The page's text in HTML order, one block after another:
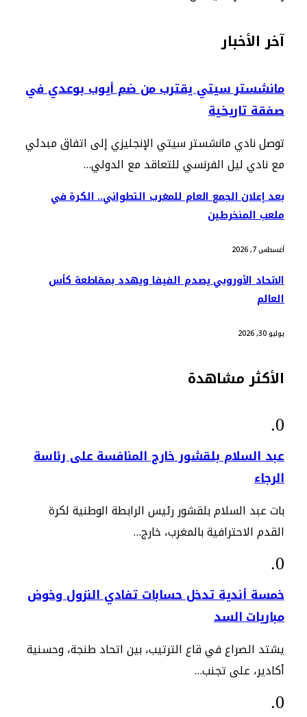
آخر الأخبار
مانشستر سيتي يقترب من ضم أيوب بوعدي في
صفقة تاريخية
توصل نادي مانشستر سيتي الإنجليزي إلى اتفاق مبدئي
مع نادي ليل الفرنسي للتعاقد مع الدولي…
بعد إعلان الجمع العام للمغرب التطواني.. الكرة في
ملعب المنخرطين
أغسطس 7, 2026
الاتحاد الأوروبي يصدم الفيفا ويهدد بمقاطعة كأس
العالم
يوليو 30, 2026
الأكثر مشاهدة
عبد السلام بلقشور خارج المنافسة على رئاسة
الرجاء
بات عبد السلام بلقشور رئيس الرابطة الوطنية لكرة
القدم الاحترافية بالمغرب، خارج…
خمسة أندية تدخل حسابات تفادي النزول وخوض
مباريات السد
يشتد الصراع في قاع الترتيب، بين اتحاد طنجة، وحسنية
أكادير، على تجنب…